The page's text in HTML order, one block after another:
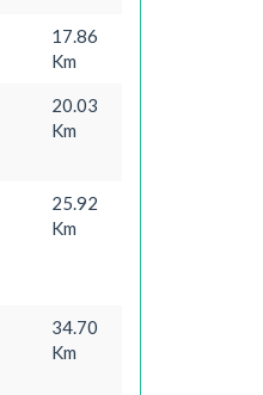
17.86
Km
20.03
Km
25.92
Km
34.70
Km